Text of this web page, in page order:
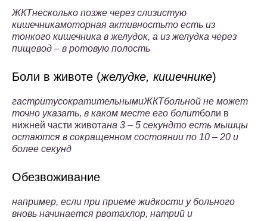
ЖКТнесколько позже через слизистую
кишечникамоторная активностьто есть из
тонкого кишечника в желудок, а из желудка через
пищевод – в ротовую полость
Боли в животе (желудке, кишечнике)
гастритусократительнымиЖКТбольной не может
точно указать, в каком месте его болитболи в
нижней части животана 3 – 5 секундто есть мышцы
остаются в сокращенном состоянии по 10 – 20 и
более секунд
Обезвоживание
например, если при приеме жидкости у больного
вновь начинается рвотахлор, натрий и